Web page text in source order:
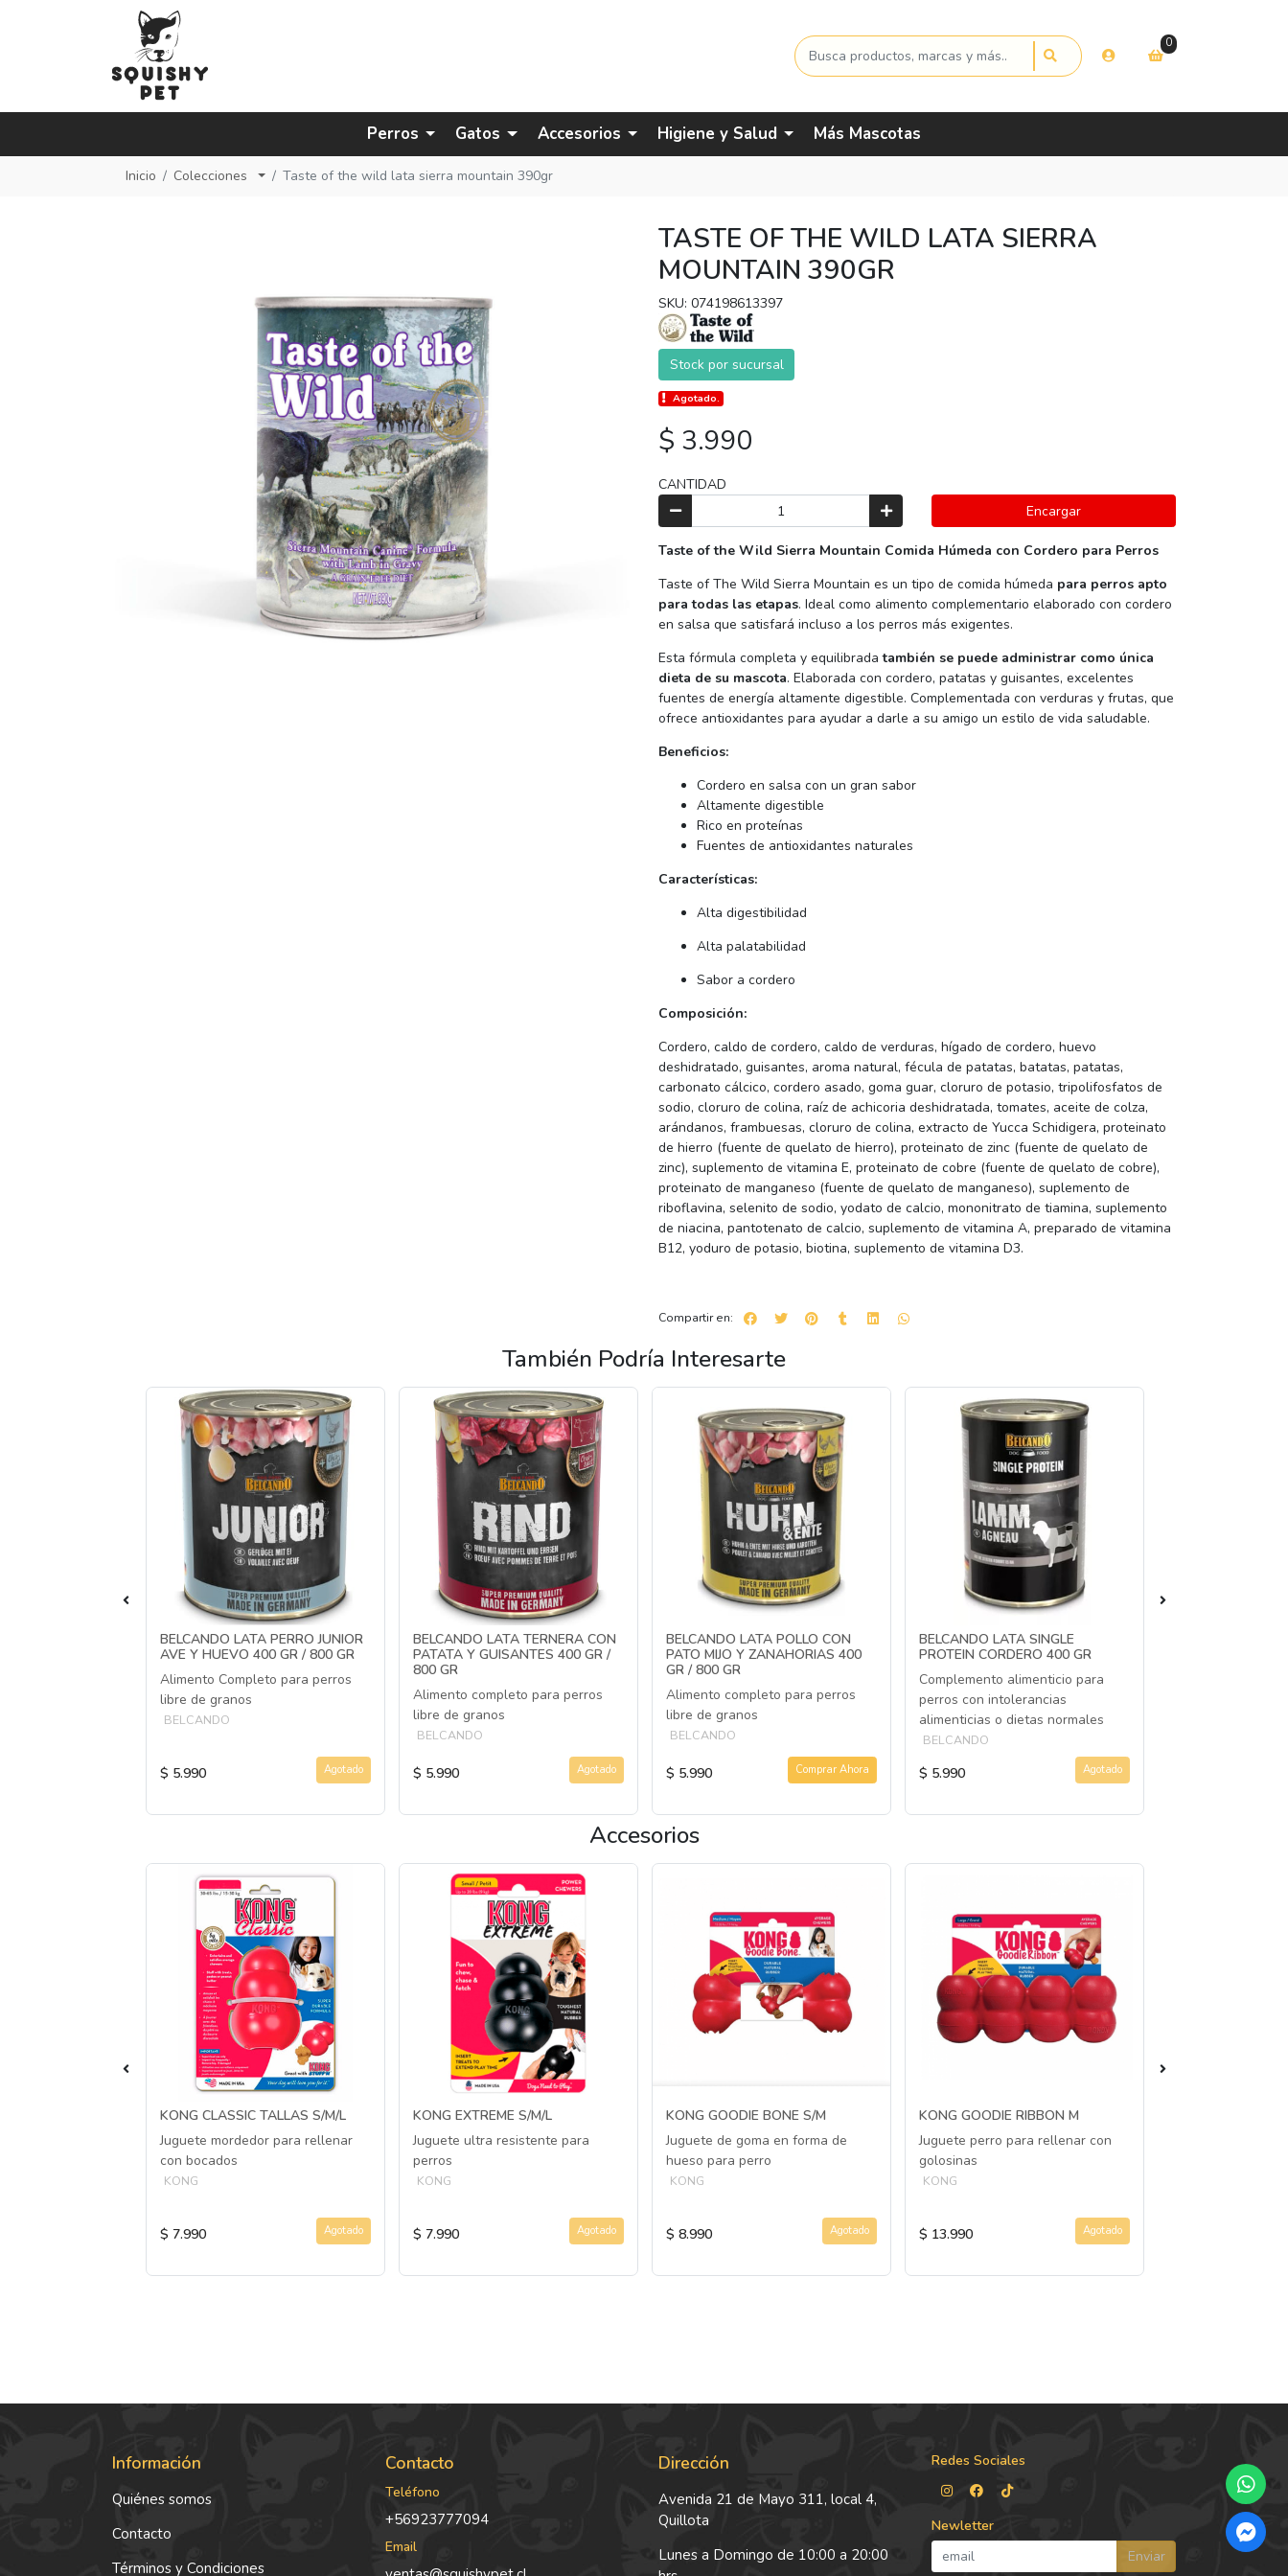
0
Perros Gatos Accesorios Higiene y Salud Más Mascotas
Inicio Colecciones Taste of the wild lata sierra mountain 390gr
TASTE OF THE WILD LATA SIERRA
MOUNTAIN 390GR
SKU: 074198613397
Stock por sucursal
Agotado.
$ 3.990
CANTIDAD
Encargar
Taste of the Wild Sierra Mountain Comida Húmeda con Cordero para Perros
Taste of The Wild Sierra Mountain es un tipo de comida húmeda para perros apto
para todas las etapas. Ideal como alimento complementario elaborado con cordero
en salsa que satisfará incluso a los perros más exigentes.
Esta fórmula completa y equilibradatambién se puede administrar como única
dieta de su mascota. Elaborada con cordero, patatas y guisantes, excelentes
fuentes de energía altamente digestible. Complementada con verduras y frutas, que
ofrece antioxidantes para ayudar a darle a su amigo un estilo de vida saludable.
Beneficios:
Cordero en salsa con un gran sabor
Altamente digestible
Rico en proteínas
Fuentes de antioxidantes naturales
Características:
Alta digestibilidad
Alta palatabilidad
Sabor a cordero
Composición:
Cordero, caldo de cordero, caldo de verduras, hígado de cordero, huevo
deshidratado, guisantes, aroma natural, fécula de patatas, batatas, patatas,
carbonato cálcico, cordero asado, goma guar, cloruro de potasio, tripolifosfatos de
sodio, cloruro de colina, raíz de achicoria deshidratada, tomates, aceite de colza,
arándanos, frambuesas, cloruro de colina, extracto de Yucca Schidigera, proteinato
de hierro (fuente de quelato de hierro), proteinato de zinc (fuente de quelato de
zinc), suplemento de vitamina E, proteinato de cobre (fuente de quelato de cobre),
proteinato de manganeso (fuente de quelato de manganeso), suplemento de
riboflavina, selenito de sodio, yodato de calcio, mononitrato de tiamina, suplemento
de niacina, pantotenato de calcio, suplemento de vitamina A, preparado de vitamina
B12, yoduro de potasio, biotina, suplemento de vitamina D3.
Compartir en:
También Podría Interesarte
BELCANDO LATA PERRO JUNIOR
AVE Y HUEVO 400 GR / 800 GR
Alimento Completo para perros
libre de granos
BELCANDO
$ 5.990 Agotado
BELCANDO LATA TERNERA CON
PATATA Y GUISANTES 400 GR /
800 GR
Alimento completo para perros
libre de granos
BELCANDO
$ 5.990 Agotado
BELCANDO LATA POLLO CON
PATO MIJO Y ZANAHORIAS 400
GR / 800 GR
Alimento completo para perros
libre de granos
BELCANDO
$ 5.990 Comprar Ahora
BELCANDO LATA SINGLE
PROTEIN CORDERO 400 GR
Complemento alimenticio para
perros con intolerancias
alimenticias o dietas normales
BELCANDO
$ 5.990 Agotado
Accesorios
KONG CLASSIC TALLAS S/M/L
Juguete mordedor para rellenar
con bocados
KONG
$ 7.990 Agotado
KONG EXTREME S/M/L
Juguete ultra resistente para
perros
KONG
$ 7.990 Agotado
KONG GOODIE BONE S/M
Juguete de goma en forma de
hueso para perro
KONG
$ 8.990 Agotado
KONG GOODIE RIBBON M
Juguete perro para rellenar con
golosinas
KONG
$ 13.990 Agotado
Información
Quiénes somos
Contacto
Términos y Condiciones
Contacto
Teléfono
+56923777094
Email
Dirección
Avenida 21 de Mayo 311, local 4,
Quillota
Lunes a Domingo de 10:00 a 20:00
Redes Sociales
Newletter
Enviar